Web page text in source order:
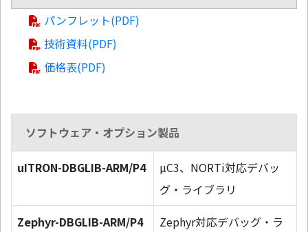
パンフレット(PDF)
技術資料(PDF)
価格表(PDF)
ソフトウェア・オプション製品
uITRON-DBGLIB-ARM/P4
µC3、NORTi対応デバッ
グ・ライブラリ
Zephyr-DBGLIB-ARM/P4
Zephyr対応デバッグ・ラ